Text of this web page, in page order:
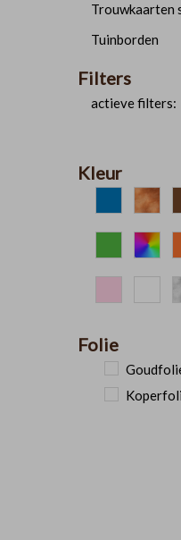
Trouwkaarten
Tuinborden
Filters
actieve filters:
Kleur
Folie